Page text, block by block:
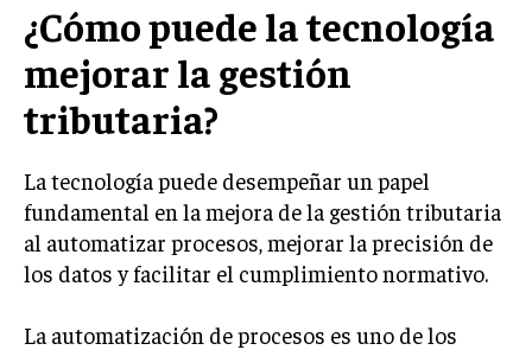
MARKETING DE INFLUENCERS
E-COMMERCE
E-COMMERCE Y COMERCIO ELECTRÓNICO
ESTRATEGIAS DE PRICING Y GESTIÓN DE
PRECIOS
GESTIÓN DE CRISIS EMPRESARIALES
EMPRESAS Y STARTUPS TECNOLÓGICAS
GESTIÓN DE LA EXPERIENCIA DEL CLIENTE
¿Cómo puede la tecnología
mejorar la gestión
tributaria?
La tecnología puede desempeñar un papel
fundamental en la mejora de la gestión tributaria
al automatizar procesos, mejorar la precisión de
los datos y facilitar el cumplimiento normativo.
La automatización de procesos es uno de los